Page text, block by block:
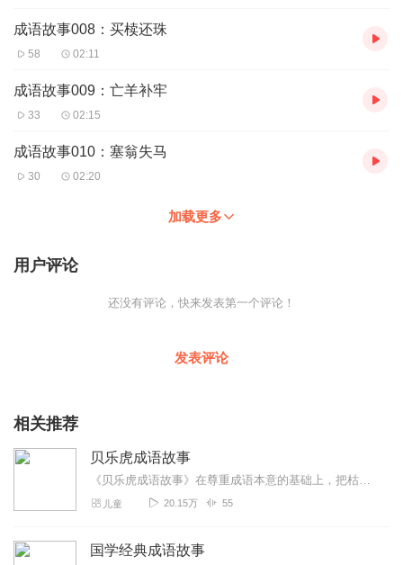
成语故事008：买椟还珠
58 02:11
成语故事009：亡羊补牢
33 02:15
成语故事010：塞翁失马
30 02:20
加载更多
用户评论
还没有评论，快来发表第一个评论！
发表评论
相关推荐
贝乐虎成语故事
《贝乐虎成语故事》在尊重成语本意的基础上，把枯燥难懂的成语改编成一个个情节丰富、有趣又生动的情景故事。快乐听故事，轻松学成语。让孩子不仅可以在故事中学会成语，还...
儿童 20.15万 55
国学经典成语故事